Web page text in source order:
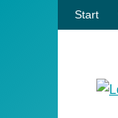
Zum
Inhalt
Start